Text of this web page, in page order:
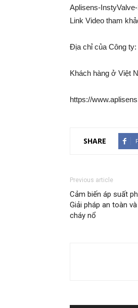
Aplisens-
Link Video tham
Địa chỉ của Công
Khách hàng ở Việt
https://
SHARE
Previous article
Cảm biến áp suất
Giải pháp an toàn
cháy nổ